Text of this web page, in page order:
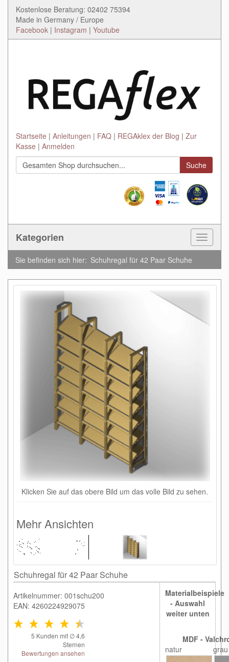
Kostenlose Beratung: 02402 75394
Made in Germany / Europe
Facebook | Instagram | Youtube
Startseite Anleitungen FAQ REGAklex der Blog
Zur
Kasse
Anmelden
Suche
Kategorien
Toggle
Sie befinden sich hier: Schuhregal für 42 Paar Schuhe
Klicken Sie auf das obere Bild um das volle Bild zu sehen.
Mehr Ansichten
Schuhregal für 42 Paar Schuhe
Artikelnummer: 001schu200
EAN: 4260224929075
5 Kunden mit ∅4,6
Sternen
Bewertungen ansehen
Materialbeispiele
- Auswahl
weiter unten
MDF -
natur
grau